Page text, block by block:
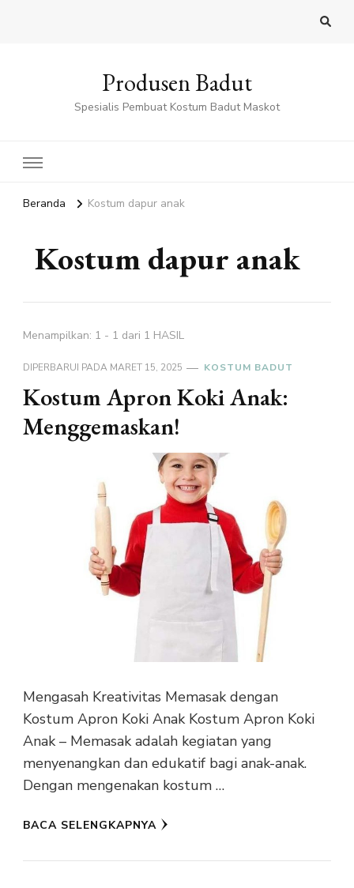
Produsen Badut
Spesialis Pembuat Kostum Badut Maskot
Beranda Kostum dapur anak
Kostum dapur anak
Menampilkan: 1 - 1 dari 1 HASIL
DIPERBARUI PADA MARET 15, 2025 KOSTUM BADUT
Kostum Apron Koki Anak:
Menggemaskan!
Mengasah Kreativitas Memasak dengan
Kostum Apron Koki Anak Kostum Apron Koki
Anak – Memasak adalah kegiatan yang
menyenangkan dan edukatif bagi anak-anak.
Dengan mengenakan kostum …
BACA SELENGKAPNYA